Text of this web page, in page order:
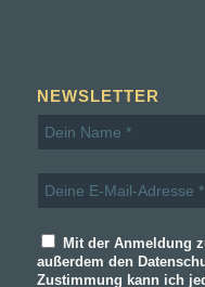
NEWSLETTER
Mit der Anmeldung
außerdem den
Zustimmung kann ich